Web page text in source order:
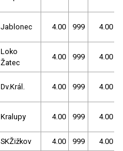
Jablonec 4.00 999 4.00
Loko
Žatec
4.00 999 4.00
Dv.Král. 4.00 999 4.00
Kralupy 4.00 999 4.00
SKŽižkov 4.00 999 4.00